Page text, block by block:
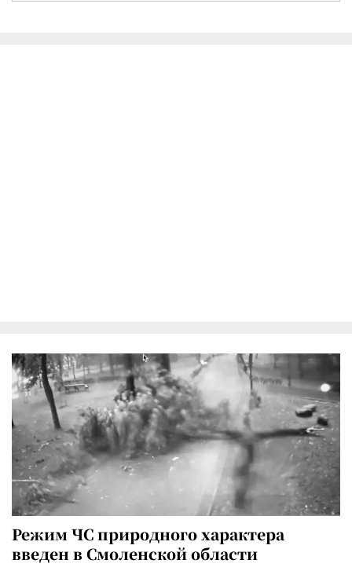
Режим ЧС природного характера
введен в Смоленской области